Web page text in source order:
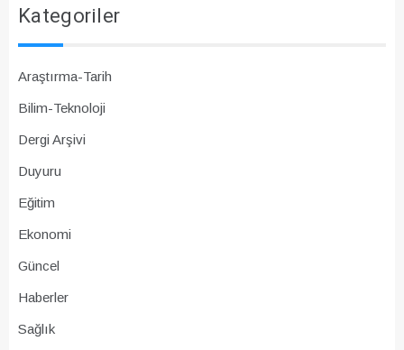
Kategoriler
Araştırma-Tarih
Bilim-Teknoloji
Dergi Arşivi
Duyuru
Eğitim
Ekonomi
Güncel
Haberler
Sağlık